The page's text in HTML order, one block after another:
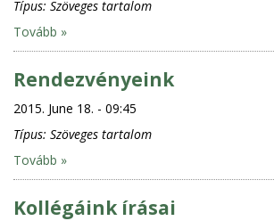
Típus: Szöveges tartalom
Tovább »
Rendezvényeink
2015. June 18. - 09:45
Típus: Szöveges tartalom
Tovább »
Kollégáink írásai